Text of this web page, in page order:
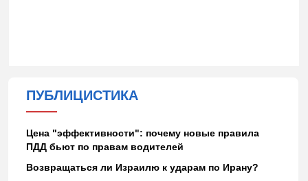
ПУБЛИЦИСТИКА
Цена "эффективности": почему новые правила
ПДД бьют по правам водителей
Возвращаться ли Израилю к ударам по Ирану?